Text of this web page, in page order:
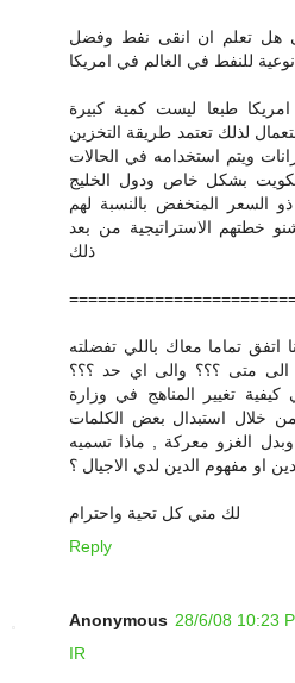
هل تعلم ان انقى نفط وفضل
طبعا ليست كمية كبيرة
لذلك تعتمد طريقة التخزين
ويتم استخدامه في الحالات
بشكل خاص ودول الخليج
السعر المنخفض بالنسبة لهم
الاستراتيجية من بعد
ذلك
اتفق تماما معاك باللي تفضلته
الى متى ؟؟؟ والى اي حد ؟؟؟
تغيير المناهج في وزارة
من خلال استبدال بعض الكلمات
وبدل الغزو معركة , ماذا تسميه
او مفهوم الدين لدي الاجيال ؟
لك مني كل تحية واحترام
Reply
Anonymous 28/6/08 10:23
IR